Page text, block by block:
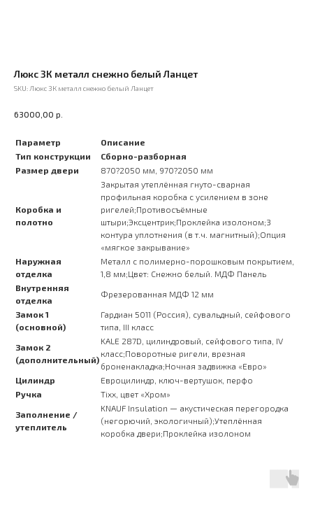
Люкс 3К металл снежно белый Ланцет
SKU: Люкс 3К металл снежно белый Ланцет
63000,00 р.
Параметр
Описание
Тип конструкции
Сборно-разборная
Размер двери
870?2050 мм, 970?2050 мм
Коробка и
полотно
Закрытая утеплённая гнуто-сварная
профильная коробка с усилением в зоне
ригелей;Противосъёмные
штыри;Эксцентрик;Проклейка изолоном;3
контура уплотнения (в т.ч. магнитный);Опция
«мягкое закрывание»
Наружная
отделка
Металл с полимерно-порошковым покрытием,
1,8 мм;Цвет: Снежно белый. МДФ Панель
Внутренняя
отделка
Фрезерованная МДФ 12 мм
Замок 1
(основной)
Гардиан 5011 (Россия), сувальдный, сейфового
типа, III класс
Замок 2
(дополнительный)
KALE 287D, цилиндровый, сейфового типа, IV
класс;Поворотные ригели, врезная
броненакладка;Ночная задвижка «Евро»
Цилиндр
Евроцилиндр, ключ-вертушок, перфо
Ручка
Tixx, цвет «Хром»
Заполнение /
утеплитель
KNAUF Insulation — акустическая перегородка
(негорючий, экологичный);Утеплённая
коробка двери;Проклейка изолоном